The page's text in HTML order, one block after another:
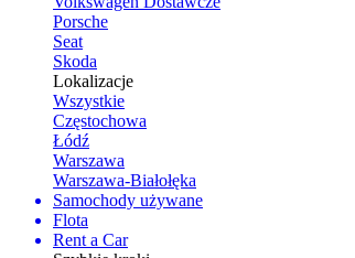
Porsche
Seat
Skoda
Lokalizacje
Wszystkie
Częstochowa
Łódź
Warszawa
Warszawa-Białołęka
Samochody używane
Flota
Rent a Car